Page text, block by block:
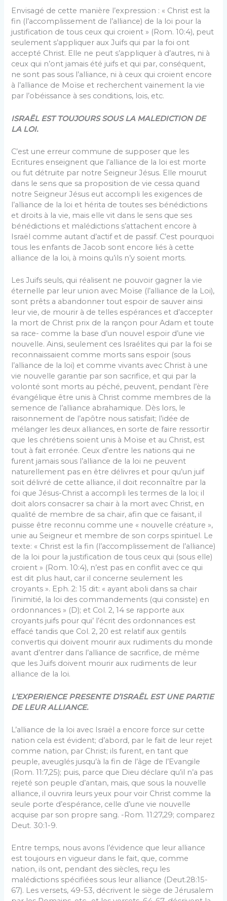
Envisagé de cette manière l’expression : « Christ est la
fin (l’accomplissement de l’alliance) de la loi pour la
justification de tous ceux qui croient » (Rom. 10:4), peut
seulement s’appliquer aux Juifs qui par la foi ont
accepté Christ. Elle ne peut s’appliquer à d’autres, ni à
ceux qui n’ont jamais été juifs et qui par, conséquent,
ne sont pas sous l’alliance, ni à ceux qui croient encore
à l’alliance de Moïse et recherchent vainement la vie
par l’obéissance à ses conditions, lois, etc.
ISRAËL EST TOUJOURS SOUS LA MALEDICTION DE
LA LOI.
C’est une erreur commune de supposer que les
Ecritures enseignent que l’alliance de la loi est morte
ou fut détruite par notre Seigneur Jésus. Elle mourut
dans le sens que sa proposition de vie cessa quand
notre Seigneur Jésus eut accompli les exigences de
l’alliance de la loi et hérita de toutes ses bénédictions
et droits à la vie, mais elle vit dans le sens que ses
bénédictions et malédictions s’attachent encore à
Israël comme autant d’actif et de passif. C’est pourquoi
tous les enfants de Jacob sont encore liés à cette
alliance de la loi, à moins qu’ils n’y soient morts.
Les Juifs seuls, qui réalisent ne pouvoir gagner la vie
éternelle par leur union avec Moïse (l’alliance de la Loi),
sont prêts a abandonner tout espoir de sauver ainsi
leur vie, de mourir à de telles espérances et d’accepter
la mort de Christ prix de la rançon pour Adam et toute
sa race- comme la base d’un nouvel espoir d’une vie
nouvelle. Ainsi, seulement ces Israélites qui par la foi se
reconnaissaient comme morts sans espoir (sous
l’alliance de la loi) et comme vivants avec Christ à une
vie nouvelle garantie par son sacrifice, et qui par la
volonté sont morts au péché, peuvent, pendant l’ère
évangélique être unis à Christ comme membres de la
semence de l’alliance abrahamique. Dès lors, le
raisonnement de l’apôtre nous satisfait; l’idée de
mélanger les deux alliances, en sorte de faire ressortir
que les chrétiens soient unis à Moïse et au Christ, est
tout à fait erronée. Ceux d’entre les nations qui ne
furent jamais sous l’alliance de la loi ne peuvent
naturellement pas en être délivres et pour qu’un juif
soit délivré de cette alliance, il doit reconnaître par la
foi que Jésus-Christ a accompli les termes de la loi; il
doit alors consacrer sa chair à la mort avec Christ, en
qualité de membre de sa chair, afin que ce faisant, il
puisse être reconnu comme une « nouvelle créature »,
unie au Seigneur et membre de son corps spirituel. Le
texte: « Christ est la fin (l’accomplissement de l’alliance)
de la loi pour la justification de tous ceux qui (sous elle)
croient » (Rom. 10:4), n’est pas en conflit avec ce qui
est dit plus haut, car il concerne seulement les
croyants ». Eph. 2: 15 dit: « ayant aboli dans sa chair
l’inimitié, la loi des commandements (qui consiste) en
ordonnances » (D); et Col. 2, 14 se rapporte aux
croyants juifs pour qui’ l’écrit des ordonnances est
effacé tandis que Col. 2, 20 est relatif aux gentils
convertis qui doivent mourir aux rudiments du monde
avant d’entrer dans l’alliance de sacrifice, de même
que les Juifs doivent mourir aux rudiments de leur
alliance de la loi.
L’EXPERIENCE PRESENTE D’ISRAËL EST UNE PARTIE
DE LEUR ALLIANCE.
L’alliance de la loi avec Israël a encore force sur cette
nation cela est évident; d’abord, par le fait de leur rejet
comme nation, par Christ; ils furent, en tant que
peuple, aveuglés jusqu’à la fin de l’âge de l’Evangile
(Rom. 11:7,25); puis, parce que Dieu déclare qu’il n’a pas
rejeté son peuple d’antan, mais, que sous la nouvelle
alliance, il ouvrira leurs yeux pour voir Christ comme la
seule porte d’espérance, celle d’une vie nouvelle
acquise par son propre sang. -Rom. 11:27,29; comparez
Deut. 30:1-9.
Entre temps, nous avons l’évidence que leur alliance
est toujours en vigueur dans le fait, que, comme
nation, ils ont, pendant des siècles, reçu les
malédictions spécifiées sous leur alliance (Deut.28:15-
67). Les versets, 49-53, décrivent le siège de Jérusalem